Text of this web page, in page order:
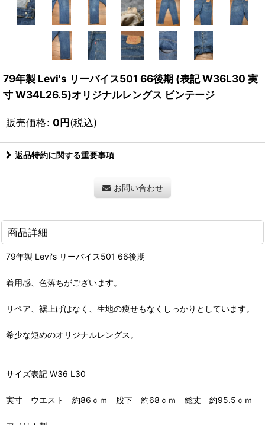
79年製 Levi's リーバイス501 66後期 (表記 W36L30 実
寸 W34L26.5)オリジナルレングス ビンテージ
販売価格: 0円(税込)
返品特約に関する重要事項
お問い合わせ
商品詳細
79年製 Levi's リーバイス501 66後期
着用感、色落ちがございます。
リペア、裾上げはなく、生地の痩せもなくしっかりとしています。
希少な短めのオリジナルレングス。
サイズ表記 W36 L30
実寸 ウエスト 約86ｃｍ 股下 約68ｃｍ 総丈 約95.5ｃｍ